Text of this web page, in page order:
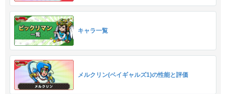
キャラ一覧
メルクリン(ベイギャルズ1)の性能と評価